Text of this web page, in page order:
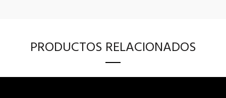
PRODUCTOS RELACIONADOS